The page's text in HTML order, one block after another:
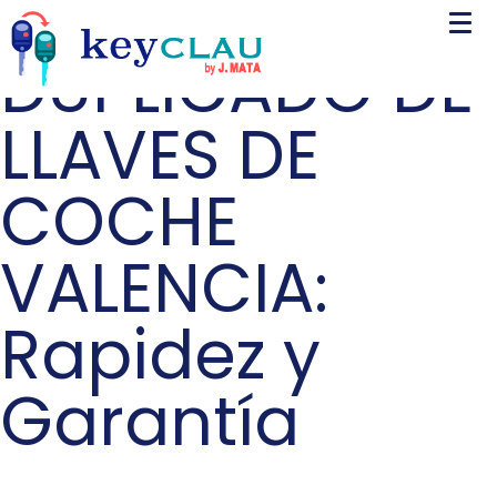
DUPLICADO DE
LLAVES DE
COCHE
VALENCIA:
Rapidez y
Garantía